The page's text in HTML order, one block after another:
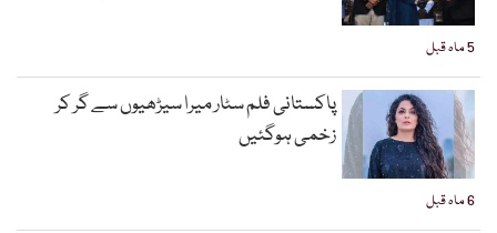
5 ماہ قبل
6 ماہ قبل
پاکستانی فلم سٹار میرا سیڑھیوں سے گر کر
زخمی ہوگئیں